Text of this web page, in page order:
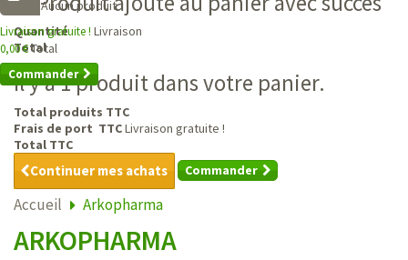
Aucun produit
Livraison gratuite ! Livraison
0,00 €Total
Commander
Quantité
Total
Il y a 1 produit dans votre panier.
Total produits TTC
Frais de port TTCLivraison gratuite !
Total TTC
Continuer mes achats Commander
Accueil Arkopharma
ARKOPHARMA